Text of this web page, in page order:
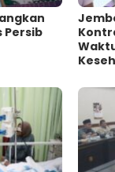
Persib